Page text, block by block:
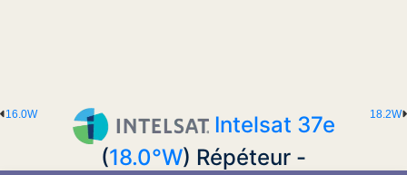
18.2W
16.0W
Intelsat 37e
(18.0°W) Répéteur -